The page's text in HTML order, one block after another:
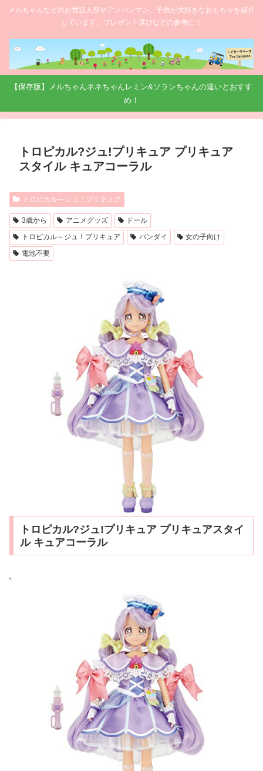
メルちゃんなどのお世話人形やアンパンマン、子供が大好きなおもちゃを紹介
しています。プレゼント選びなどの参考に！
【保存版】メルちゃんネネちゃんレミン&ソランちゃんの違いとおすす
め！
トロピカル?ジュ!プリキュア プリキュア
スタイル キュアコーラル
トロピカル～ジュ！プリキュア
3歳から アニメグッズ
ドール
トロピカル～ジュ！プリキュア
バンダイ
女の子向け
電池不要
トロピカル?ジュ!プリキュア プリキュアスタイ
ル キュアコーラル